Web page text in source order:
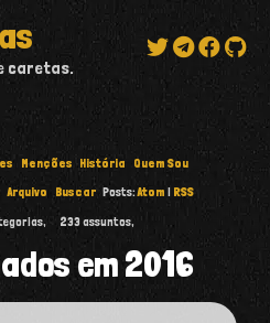
caretas.
Menções História
Quem Sou
Arquivo Buscar Posts:Atom | RSS
233assuntos,
em 2016